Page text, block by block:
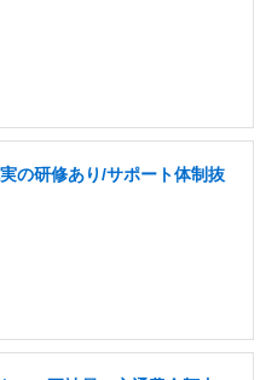
の研修あり/サポート体制抜